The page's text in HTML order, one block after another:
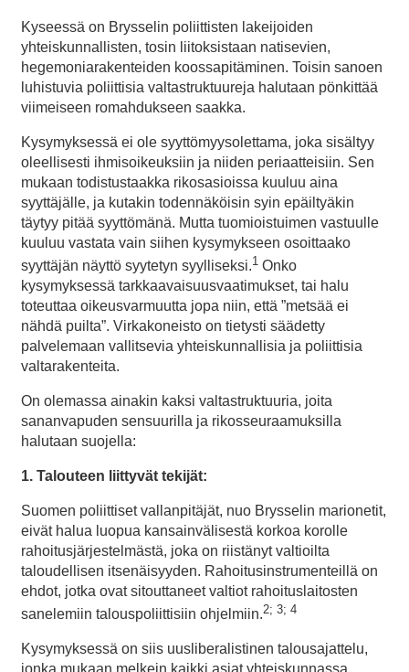
Kyseessä on Brysselin poliittisten lakeijoiden
yhteiskunnallisten, tosin liitoksistaan natisevien,
hegemoniarakenteiden koossapitäminen. Toisin sanoen
luhistuvia poliittisia valtastruktuureja halutaan pönkittää
viimeiseen romahdukseen saakka.
Kysymyksessä ei ole syyttömyysolettama, joka sisältyy
oleellisesti ihmisoikeuksiin ja niiden periaatteisiin. Sen
mukaan todistustaakka rikosasioissa kuuluu aina
syyttäjälle, ja kutakin todennäköisin syin epäiltyäkin
täytyy pitää syyttömänä. Mutta tuomioistuimen vastuulle
kuuluu vastata vain siihen kysymykseen osoittaako
syyttäjän näyttö syytetyn syylliseksi.1 Onko
kysymyksessä tarkkaavaisuusvaatimukset, tai halu
toteuttaa oikeusvarmuutta jopa niin, että ”metsää ei
nähdä puilta”. Virkakoneisto on tietysti säädetty
palvelemaan vallitsevia yhteiskunnallisia ja poliittisia
valtarakenteita.
On olemassa ainakin kaksi valtastruktuuria, joita
sananvapuden sensuurilla ja rikosseuraamuksilla
halutaan suojella:
1. Talouteen liittyvät tekijät:
Suomen poliittiset vallanpitäjät, nuo Brysselin marionetit,
eivät halua luopua kansainvälisestä korkoa korolle
rahoitusjärjestelmästä, joka on riistänyt valtioilta
taloudellisen itsenäisyyden. Rahoitusinstrumenteillä on
ehdot, jotka ovat sitouttaneet valtiot rahoituslaitosten
sanelemiin talouspoliittisiin ohjelmiin.2; 3; 4
Kysymyksessä on siis uusliberalistinen talousajattelu,